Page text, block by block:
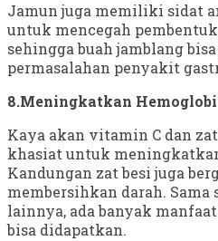
Jamun juga memiliki sidat
untuk mencegah
sehingga buah jamblang
permasalahan penyakit
8.Meningkatkan
Kaya akan vitamin C dan
khasiat untuk
Kandungan zat besi juga
membersihkan darah. Sama
lainnya, ada banyak
bisa didapatkan.